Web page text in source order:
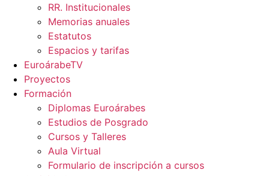
RR. Institucionales
Memorias anuales
Estatutos
Espacios y tarifas
EuroárabeTV
Proyectos
Formación
Diplomas Euroárabes
Estudios de Posgrado
Cursos y Talleres
Aula Virtual
Formulario de inscripción a cursos